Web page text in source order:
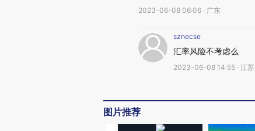
2023-06-08 06:06 · 广东
sznecse
汇率风险不考虑么
2023-06-08 14:55 · 江苏
图片推荐